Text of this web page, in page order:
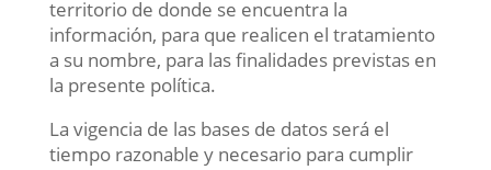
territorio de donde se encuentra la
información, para que realicen el tratamiento
a su nombre, para las finalidades previstas en
la presente política.
La vigencia de las bases de datos será el
tiempo razonable y necesario para cumplir